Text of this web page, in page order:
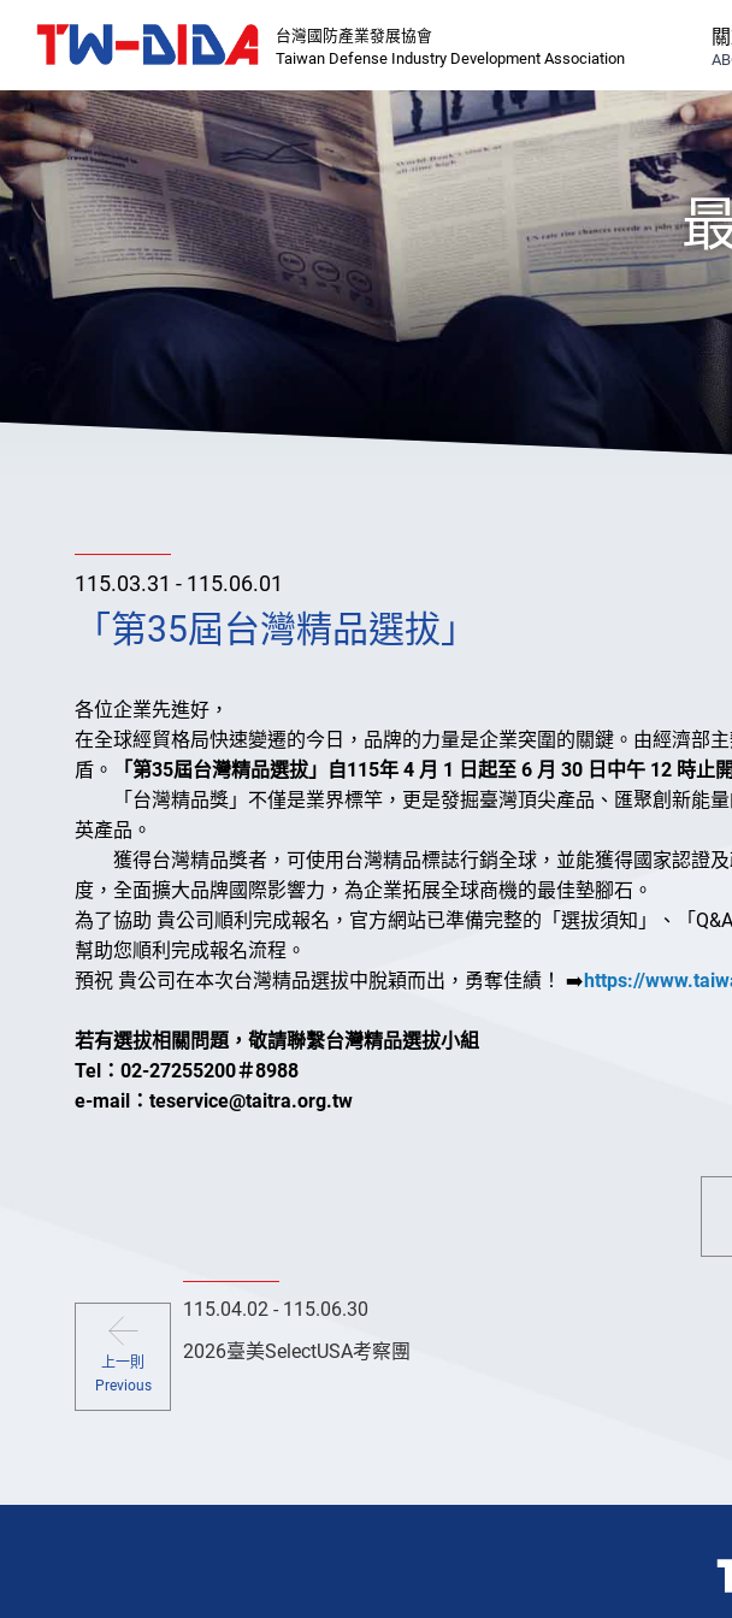
台灣國防產業發展協會
Taiwan Defense Industry Development Association
115.03.31 - 115.06.01
「第35屆台灣精品選拔」
各位企業先進好，
在全球經貿格局快速變遷的今日，品牌的力量是企業突圍的關鍵。由經濟部
盾。
「第35屆台灣精品選拔」自115年 4 月 1 日起至 6 月 30 日中午 12 時
「台灣精品獎」不僅是業界標竿，更是發掘臺灣頂尖產品、匯聚創新能
英產品。
獲得台灣精品獎者，可使用台灣精品標誌行銷全球，並能獲得國家認證
度，全面擴大品牌國際影響力，為企業拓展全球商機的最佳墊腳石。
為了協助 貴公司順利完成報名，官方網站已準備完整的「選拔須知」、「
幫助您順利完成報名流程。
預祝 貴公司在本次台灣精品選拔中脫穎而出，勇奪佳績！ ➡️https://
若有選拔相關問題，敬請聯繫台灣精品選拔小組
Tel ：02-27255200＃8988
e-mail：teservice@taitra.org.tw
上一則
Previous
115.04.02 - 115.06.30
2026臺美SelectUSA考察團